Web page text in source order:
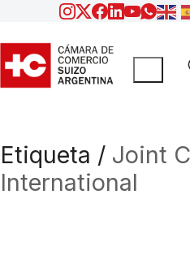
Etiqueta / Joint
International